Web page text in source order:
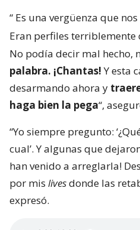
“ Es una vergüenza que
Eran perfiles terriblemente
No podía decir mal hecho,
palabra. ¡Chantas!Y esta
desarmando ahora y
haga bien la pega“,
“Yo siempre pregunto:
cual’. Y algunas que
han venido a arreglarla!
por mis livesdonde las
expresó.